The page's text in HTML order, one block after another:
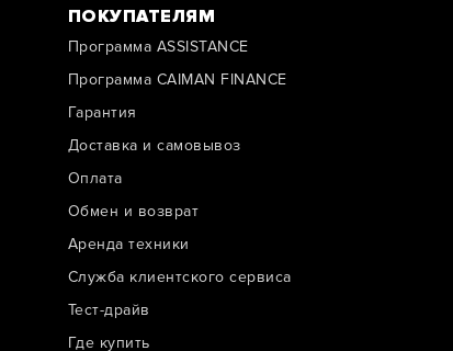
ПОКУПАТЕЛЯМ
Программа ASSISTANCE
Программа CAIMAN FINANCE
Гарантия
Доставка и самовывоз
Оплата
Обмен и возврат
Аренда техники
Служба клиентского сервиса
Тест-драйв
Где купить